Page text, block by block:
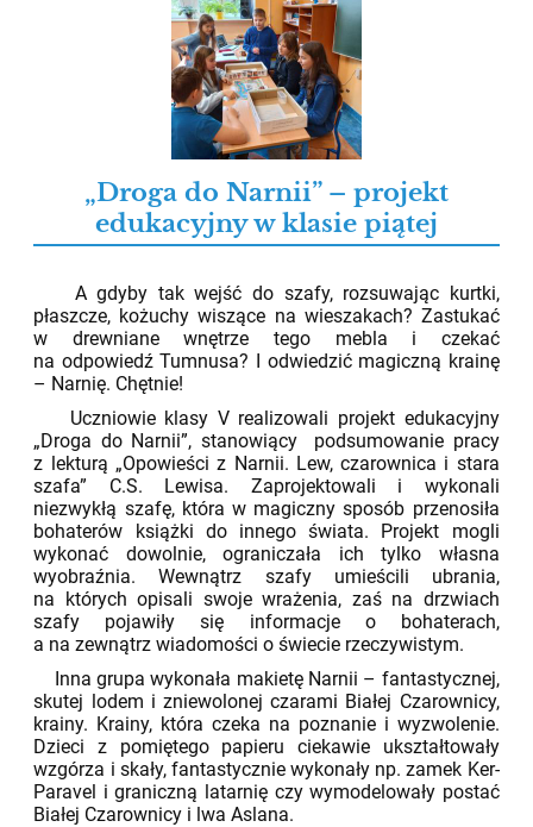
„Droga do Narnii” – projekt
edukacyjny w klasie piątej
A gdyby tak wejść do szafy, rozsuwając kurtki,
płaszcze, kożuchy wiszące na wieszakach? Zastukać
w drewniane wnętrze tego mebla i czekać
na odpowiedź Tumnusa? I odwiedzić magiczną krainę
– Narnię. Chętnie!
Uczniowie klasy V realizowali projekt edukacyjny
„Droga do Narnii”, stanowiący podsumowanie pracy
z lekturą „Opowieści z Narnii. Lew, czarownica i stara
szafa” C.S. Lewisa. Zaprojektowali i wykonali
niezwykłą szafę, która w magiczny sposób przenosiła
bohaterów książki do innego świata. Projekt mogli
wykonać dowolnie, ograniczała ich tylko własna
wyobraźnia. Wewnątrz szafy umieścili ubrania,
na których opisali swoje wrażenia, zaś na drzwiach
szafy pojawiły się informacje o bohaterach,
a na zewnątrz wiadomości o świecie rzeczywistym.
Inna grupa wykonała makietę Narnii – fantastycznej,
skutej lodem i zniewolonej czarami Białej Czarownicy,
krainy. Krainy, która czeka na poznanie i wyzwolenie.
Dzieci z pomiętego papieru ciekawie ukształtowały
wzgórza i skały, fantastycznie wykonały np. zamek Ker-
Paravel i graniczną latarnię czy wymodelowały postać
Białej Czarownicy i lwa Aslana.